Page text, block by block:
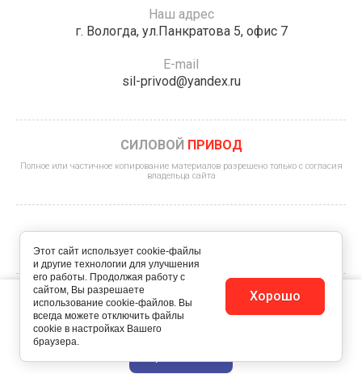
Наш адрес
г. Вологда, ул.Панкратова 5, офис 7
E-mail
sil-privod@yandex.ru
СИЛОВОЙ ПРИВОД
Полное или частичное копирование материалов разрешено только с согласия
владельца сайта
© 2022 - 2026 ИП Королев К.А.
Политика конфиденциальности
Этот сайт использует файлы cookie и метаданные. Продолжая
просматривать его, вы соглашаетесь на использование нами
файлов cookie и метаданных в соответствии сПолитикой
конфиденциальности
Этот сайт использует cookie-файлы
и другие технологии для улучшения
его работы. Продолжая работу с
сайтом, Вы разрешаете
использование cookie-файлов. Вы
всегда можете отключить файлы
cookie в настройках Вашего
браузера.
Хорошо